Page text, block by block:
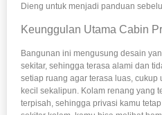
Dieng untuk menjadi panduan
Keunggulan Utama Cabin
Bangunan ini mengusung desain
sekitar, sehingga terasa alami dan
setiap ruang agar terasa luas,
kecil sekalipun. Kolam renang yang
terpisah, sehingga privasi kamu